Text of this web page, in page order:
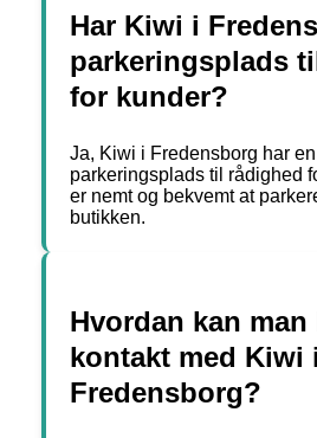
Har Kiwi i
parkeringsplads
for kunder?
Ja, Kiwi i Fredensborg har
parkeringsplads til rådighed
er nemt og bekvemt at
butikken.
Hvordan kan man
kontakt med Kiwi i
Fredensborg?